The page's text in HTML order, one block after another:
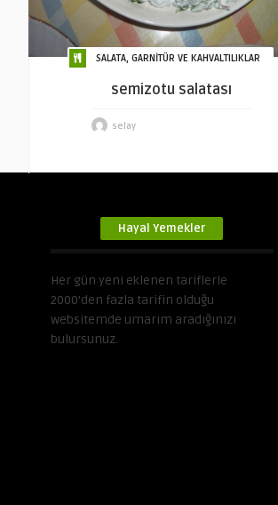
SALATA, GARNİTÜR VE KAHVALTILIKLAR
semizotu salatası
selay
Hayal Yemekler
Her gün yeni eklenen tariflerle
2000’den fazla tarifin olduğu
websitemde umarım aradığınızı
bulursunuz.